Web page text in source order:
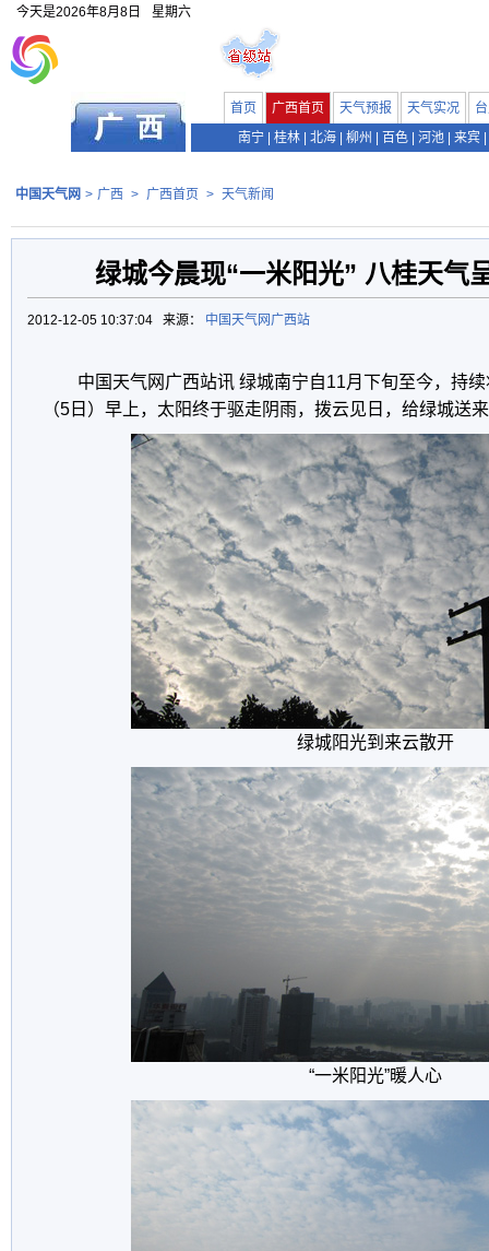
今天是2026年8月8日 星期六
首页 广西首页 天气预报 天气实况
南宁
桂林 北海 柳州 百色 河池 来宾
中国天气网 > 广西 > 广西首页 > 天气新闻
绿城今晨现“一米阳光” 八桂天气
2012-12-05 10:37:04 来源： 中国天气网广西站
中国天气网广西站讯 绿城南宁自11月下旬至今，持
（5日）早上，太阳终于驱走阴雨，拨云见日，给绿城送
绿城阳光到来云散开
“一米阳光”暖人心